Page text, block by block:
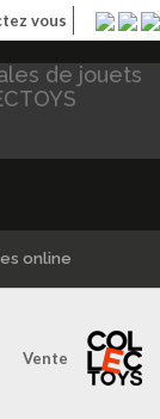
vous
online
Vente